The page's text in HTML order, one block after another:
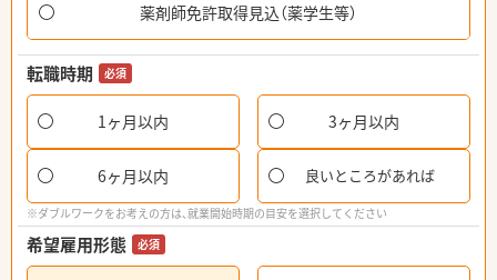
薬剤師免許取得見込（薬学生等）
転職時期 必須
1ヶ月以内 3ヶ月以内
6ヶ月以内 良いところがあれば
※ダブルワークをお考えの方は、就業開始時期の目安を選択してください
希望雇用形態 必須